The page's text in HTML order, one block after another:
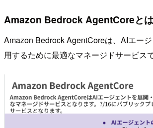
Amazon Bedrock AgentCoreとは
Amazon Bedrock AgentCoreは、AIエー
用するために最適なマネージドサービスで